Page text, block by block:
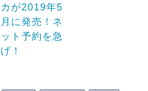
カが2019年5
月に発売！ネ
ット予約を急
げ！